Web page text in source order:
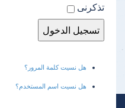
تذكرنى
هل نسيت كلمة المرور؟
هل نسيت اسم المستخدم؟